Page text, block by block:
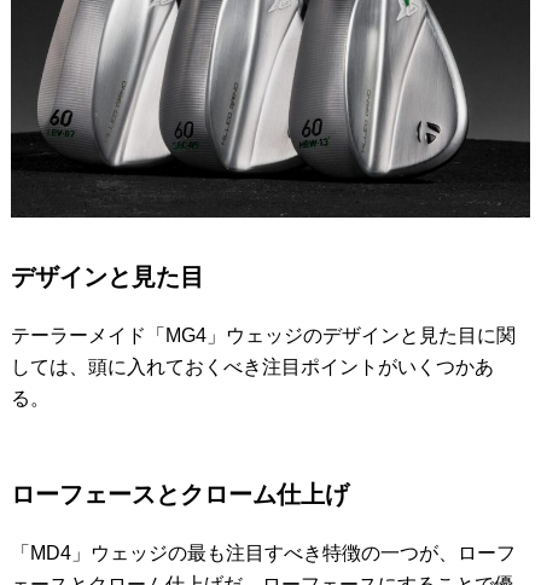
デザインと見た目
テーラーメイド「MG4」ウェッジのデザインと見た目に関
しては、頭に入れておくべき注目ポイントがいくつかあ
る。
ローフェースとクローム仕上げ
「MD4」ウェッジの最も注目すべき特徴の一つが、ローフ